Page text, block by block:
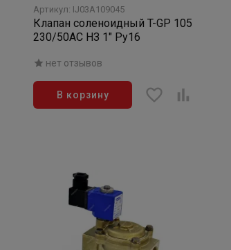
Артикул: IJ03A109045
Клапан соленоидный T-GP 105
230/50AC НЗ 1" Ру16
нет отзывов
В корзину